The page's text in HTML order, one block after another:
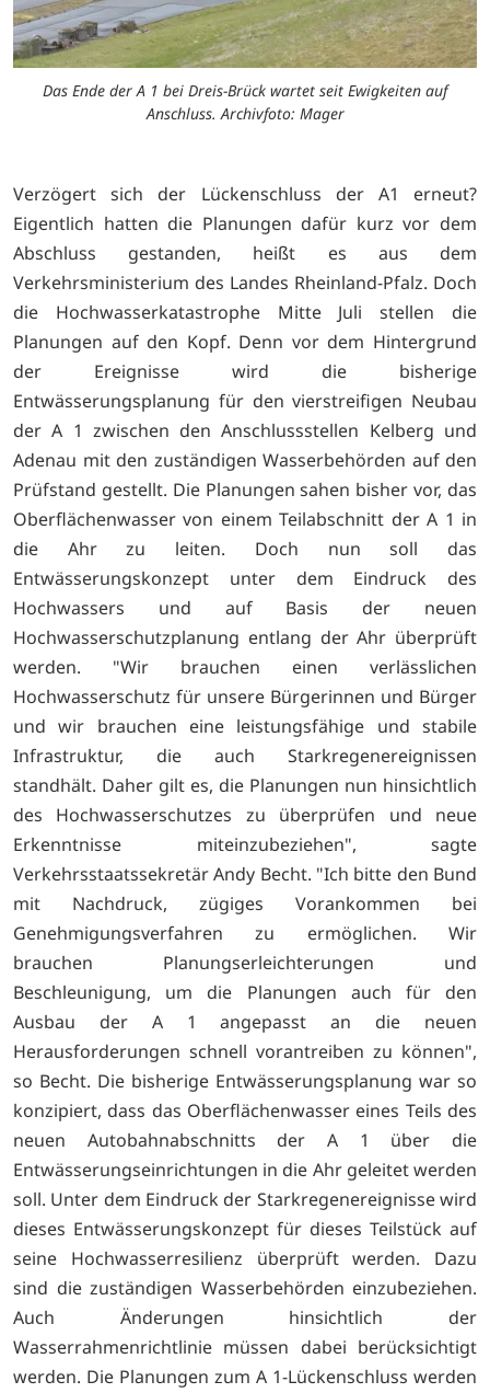
Das Ende der A 1 bei Dreis-Brück wartet seit Ewigkeiten auf
Anschluss. Archivfoto: Mager
Verzögert sich der Lückenschluss der A1 erneut?
Eigentlich hatten die Planungen dafür kurz vor dem
Abschluss gestanden, heißt es aus dem
Verkehrsministerium des Landes Rheinland-Pfalz. Doch
die Hochwasserkatastrophe Mitte Juli stellen die
Planungen auf den Kopf. Denn vor dem Hintergrund
der Ereignisse wird die bisherige
Entwässerungsplanung für den vierstreifigen Neubau
der A 1 zwischen den Anschlussstellen Kelberg und
Adenau mit den zuständigen Wasserbehörden auf den
Prüfstand gestellt. Die Planungen sahen bisher vor, das
Oberflächenwasser von einem Teilabschnitt der A 1 in
die Ahr zu leiten. Doch nun soll das
Entwässerungskonzept unter dem Eindruck des
Hochwassers und auf Basis der neuen
Hochwasserschutzplanung entlang der Ahr überprüft
werden. "Wir brauchen einen verlässlichen
Hochwasserschutz für unsere Bürgerinnen und Bürger
und wir brauchen eine leistungsfähige und stabile
Infrastruktur, die auch Starkregenereignissen
standhält. Daher gilt es, die Planungen nun hinsichtlich
des Hochwasserschutzes zu überprüfen und neue
Erkenntnisse miteinzubeziehen", sagte
Verkehrsstaatssekretär Andy Becht. "Ich bitte den Bund
mit Nachdruck, zügiges Vorankommen bei
Genehmigungsverfahren zu ermöglichen. Wir
brauchen Planungserleichterungen und
Beschleunigung, um die Planungen auch für den
Ausbau der A 1 angepasst an die neuen
Herausforderungen schnell vorantreiben zu können",
so Becht. Die bisherige Entwässerungsplanung war so
konzipiert, dass das Oberflächenwasser eines Teils des
neuen Autobahnabschnitts der A 1 über die
Entwässerungseinrichtungen in die Ahr geleitet werden
soll. Unter dem Eindruck der Starkregenereignisse wird
dieses Entwässerungskonzept für dieses Teilstück auf
seine Hochwasserresilienz überprüft werden. Dazu
sind die zuständigen Wasserbehörden einzubeziehen.
Auch Änderungen hinsichtlich der
Wasserrahmenrichtlinie müssen dabei berücksichtigt
werden. Die Planungen zum A 1-Lückenschluss werden